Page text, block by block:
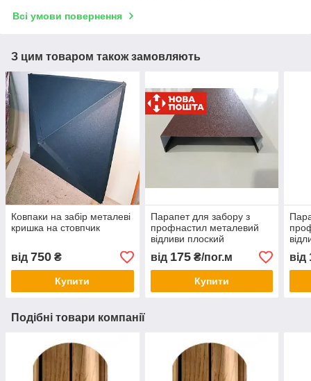
Всі умови повернення
З цим товаром також замовляють
Ковпаки на забір металеві
кришка на стовпчик
від 750 ₴
Купити
Парапет для забору з
профнастил металевий
відливи плоский
від 175₴/пог.м
Купити
від
Подібні товари компанії